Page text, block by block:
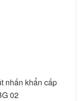
nhấn khẩn cấp
02